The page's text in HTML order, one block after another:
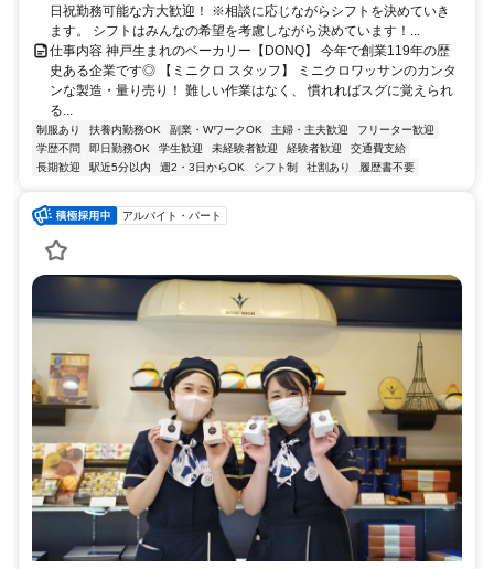
日祝勤務可能な方大歓迎！ ※相談に応じながらシフトを決めていき
ます。 シフトはみんなの希望を考慮しながら決めています！...
仕事内容 神戸生まれのベーカリー【DONQ】 今年で創業119年の歴
史ある企業です◎ 【ミニクロ スタッフ】 ミニクロワッサンのカンタ
ンな製造・量り売り！ 難しい作業はなく、 慣れればスグに覚えられ
る...
制服あり 扶養内勤務OK 副業・WワークOK 主婦・主夫歓迎
フリーター歓迎
学歴不問
即日勤務OK 学生歓迎 未経験者歓迎 経験者歓迎
交通費支給
長期歓迎
駅近5分以内 週2・3日からOK シフト制 社割あり 履歴書不要
アルバイト・パート